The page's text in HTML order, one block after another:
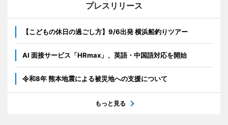
プレスリリース
【こどもの休日の過ごし方】9/6出発 横浜船釣りツアー
AI 面接サービス「HRmax」、英語・中国語対応を開始
令和8年 熊本地震による被災地への支援について
もっと見る